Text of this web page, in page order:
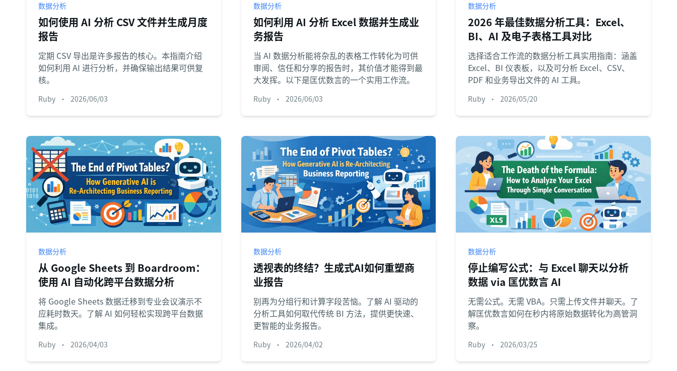
分析
用于看板、KPI复盘和经营分析。
数据分析
如何使用 AI 分析 CSV 文件并生成月度
报告
定期 CSV 导出是许多报告的核心。本指南介绍
如何利用 AI 进行分析，并确保输出结果可供复
核。
Ruby • 2026/06/03
数据分析
如何利用 AI 分析 Excel 数据并生成业
务报告
当 AI 数据分析能将杂乱的表格工作转化为可供
审阅、信任和分享的报告时，其价值才能得到最
大发挥。以下是匡优数言的一个实用工作流。
Ruby • 2026/06/03
数据分析
2026 年最佳数据分析工具：Excel、
BI、AI 及电子表格工具对比
选择适合工作流的数据分析工具实用指南：涵盖
Excel、BI 仪表板，以及可分析 Excel、CSV、
PDF 和业务导出文件的 AI 工具。
Ruby • 2026/05/20
数据分析
从 Google Sheets 到 Boardroom：
使用 AI 自动化跨平台数据分析
将 Google Sheets 数据迁移到专业会议演示不
应耗时数天。了解 AI 如何轻松实现跨平台数据
集成。
Ruby • 2026/04/03
数据分析
透视表的终结？生成式AI如何重塑商
业报告
别再为分组行和计算字段苦恼。了解 AI 驱动的
分析工具如何取代传统 BI 方法，提供更快速、
更智能的业务报告。
Ruby • 2026/04/02
数据分析
停止编写公式：与 Excel 聊天以分析
数据 via 匡优数言 AI
无需公式。无需 VBA。只需上传文件并聊天。了
解匡优数言如何在秒内将原始数据转化为高管洞
察。
Ruby • 2026/03/25